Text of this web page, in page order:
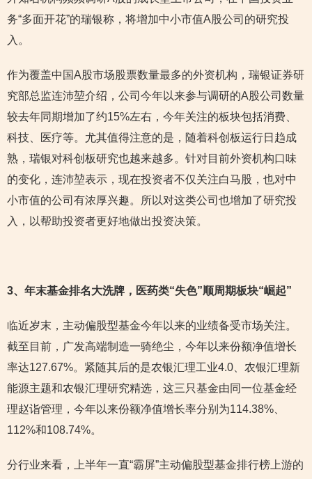
务“多面开花”的瑞银称，将增加中小市值A股公司的研究投
入。
作为覆盖中国A股市场股票数量最多的外资机构，瑞银证券研
究部总监连沛堃介绍，公司今年以来参与调研的A股公司数量
较去年同期增加了约15%左右，今年关注的板块包括消费、
科技、医疗等。尤其值得注意的是，随着科创板运行日趋成
熟，瑞银对科创板研究也越来越多。针对目前外资机构口味
的变化，连沛堃表示，现在投资者不仅关注白马股，也对中
小市值的公司有浓厚兴趣。所以对这类公司也增加了研究投
入，以帮助投资者更好地做出投资决策。
3、年末基金排名大洗牌，医药类“失色”顺周期板块“崛起”
临近岁末，主动偏股型基金今年以来的业绩备受市场关注。
截至目前，广发高端制造一骑绝尘，今年以来份额净值增长
率达127.67%。紧随其后的是农银汇理工业4.0、农银汇理新
能源主题和农银汇理研究精选，这三只基金由同一位基金经
理赵诣管理，今年以来份额净值增长率分别为114.38%、
112%和108.74%。
分行业来看，上半年一直“霸屏”主动偏股型基金排行榜上游的